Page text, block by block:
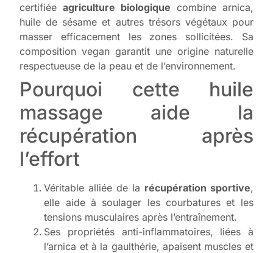
certifiéeagriculture biologique combine arnica,
huile de sésame et autres trésors végétaux pour
masser efficacement les zones sollicitées. Sa
composition vegan garantit une origine naturelle
respectueuse de la peau et de l’environnement.
Pourquoi cette huile
massage aide la
récupération après
l’effort
Véritable alliée de la récupération sportive,
elle aide à soulager les courbatures et les
tensions musculaires après l’entraînement.
Ses propriétés anti-inflammatoires, liées à
l’arnica et à la gaulthérie, apaisent muscles et